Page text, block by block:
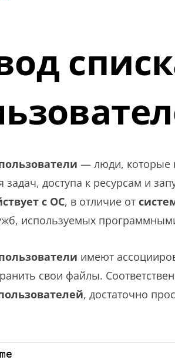
— люди, которые
задач, доступа к ресурсам и
с ОС, в отличие от
используемых
имеют
свои файлы.
, достаточно